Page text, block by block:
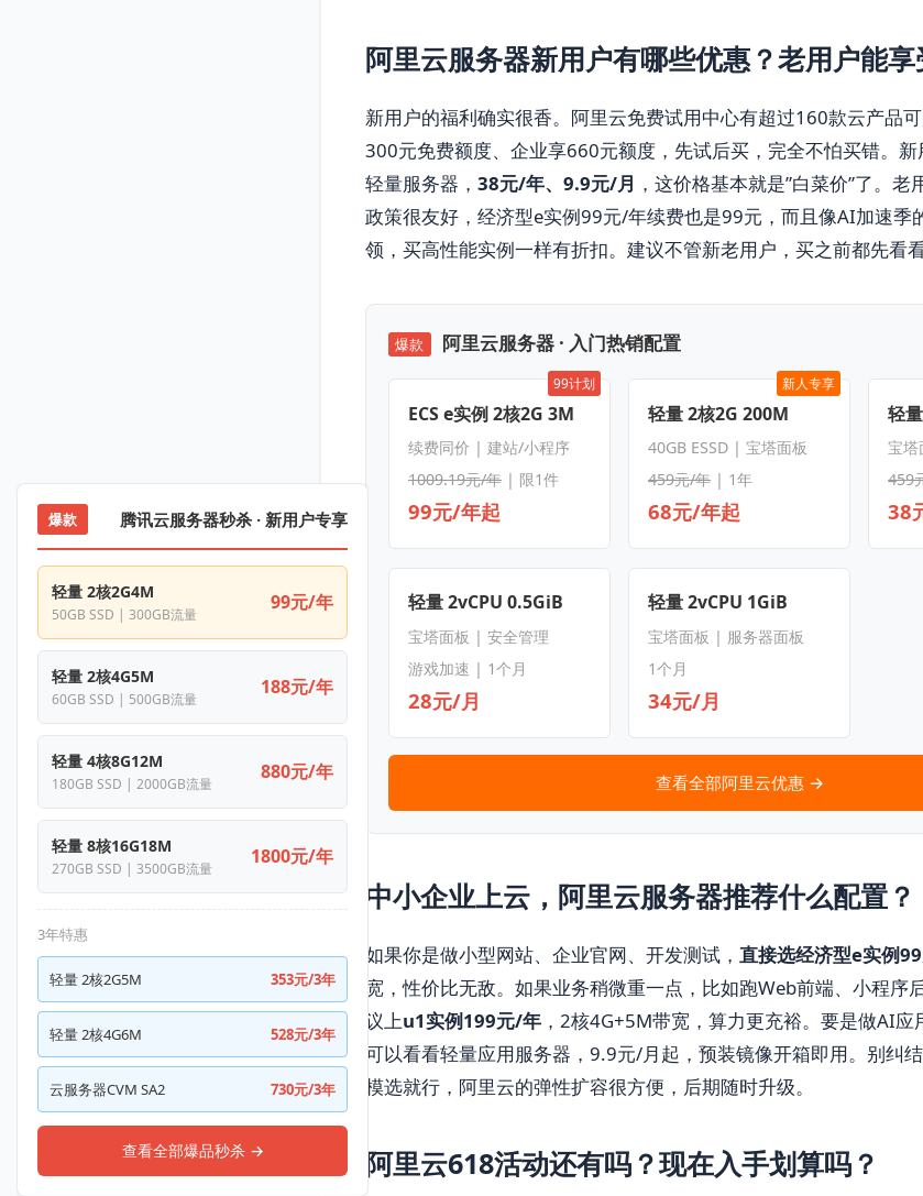
阿里云服务器新用户有哪些优惠？老用户能享
新用户的福利确实很香。阿里云免费试用中心有超过160款云产品
300元免费额度、企业享660元额度，先试后买，完全不怕买错。
轻量服务器， 38元/年、9.9元/月 ，这价格基本就是”白菜价”了。
政策很友好，经济型e实例99元/年续费也是99元，而且像AI加速季
领，买高性能实例一样有折扣。建议不管新老用户，买之前都先看
爆款 阿里云服务器 · 入门热销配置
99计划
ECS e实例 2核2G 3M
续费同价 | 建站/小程序
1009.19元/年| 限1件
99元/年起
新人专享
轻量 2核2G 200M
40GB ESSD | 宝塔面板
459元/年 | 1年
68元/年起
轻
宝
459
38
轻量 2vCPU 0.5GiB
宝塔面板 | 安全管理
游戏加速 | 1个月
28元/月
轻量 2vCPU 1GiB
宝塔面板 | 服务器面板
1个月
34元/月
查看全部阿里云优惠 →
中小企业上云，阿里云服务器推荐什么配置？
如果你是做小型网站、企业官网、开发测试， 直接选经济型e实例
宽，性价比无敌。如果业务稍微重一点，比如跑Web前端、小程序
议上u1实例199元/年 ，2核4G+5M带宽，算力更充裕。要是做AI应
可以看看轻量应用服务器，9.9元/月起，预装镜像开箱即用。别纠
模选就行，阿里云的弹性扩容很方便，后期随时升级。
阿里云618活动还有吗？现在入手划算吗？
爆款 腾讯云服务器秒杀 · 新用户专享
轻量 2核2G4M
50GB SSD | 300GB流量
99元/年
轻量 2核4G5M
60GB SSD | 500GB流量
188元/年
轻量 4核8G12M
180GB SSD | 2000GB流量
880元/年
轻量 8核16G18M
270GB SSD | 3500GB流量
1800元/年
3年特惠
轻量 2核2G5M 353元/3年
轻量 2核4G6M 528元/3年
云服务器CVM SA2 730元/3年
查看全部爆品秒杀 →